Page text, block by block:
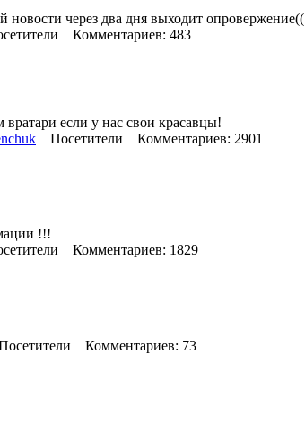
новости через два дня выходит опровержение((
Комментариев: 483
если у нас свои красавцы!
Посетители Комментариев: 2901
!!!
Комментариев: 1829
Комментариев: 73